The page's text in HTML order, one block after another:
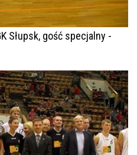
Słupsk, gość specjalny -